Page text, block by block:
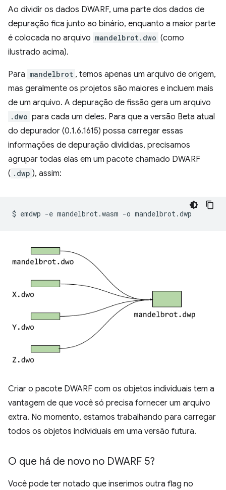
Ao dividir os dados DWARF, uma parte dos dados de
depuração fica junto ao binário, enquanto a maior parte
é colocada no arquivo mandelbrot.dwo (como
ilustrado acima).
Para mandelbrot , temos apenas um arquivo de origem,
mas geralmente os projetos são maiores e incluem mais
de um arquivo. A depuração de fissão gera um arquivo
.dwo para cada um deles. Para que a versão Beta atual
do depurador (0.1.6.1615) possa carregar essas
informações de depuração divididas, precisamos
agrupar todas elas em um pacote chamado DWARF
( .dwp ), assim:
$ emdwp -e mandelbrot.wasm -o
Criar o pacote DWARF com os objetos individuais tem a
vantagem de que você só precisa fornecer um arquivo
extra. No momento, estamos trabalhando para carregar
todos os objetos individuais em uma versão futura.
O que há de novo no DWARF 5?
Você pode ter notado que inserimos outra flag no